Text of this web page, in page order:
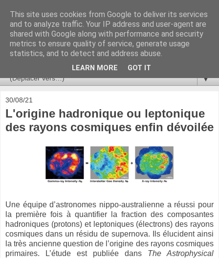
Ça se passe là haut
Astronomie, Astrophysique, Astroparticules, Cosmologie.
L'infini se contemple, indéfiniment. ISSN 2272-5768
▼
30/08/21
L'origine hadronique ou leptonique
des rayons cosmiques enfin dévoilée
Une équipe d’astronomes nippo-australienne a réussi pour
la première fois à quantifier la fraction des composantes
hadroniques (protons) et leptoniques (électrons) des rayons
cosmiques dans un résidu de supernova. Ils élucident ainsi
la très ancienne question de l’origine des rayons cosmiques
primaires. L’étude est publiée dans The Astrophysical
This site uses cookies from Google to deliver its services
and to analyze traffic. Your IP address and user-agent are
shared with Google along with performance and security
metrics to ensure quality of service, generate usage
statistics, and to detect and address abuse.
LEARN MORE GOT IT